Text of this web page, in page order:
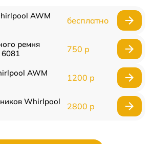
AWM
бесплатно
ремня
750 р
AWM
1200 р
Whirlpool
2800 р